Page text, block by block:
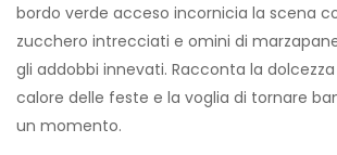
bordo verde acceso incornicia la scena
zucchero intrecciati e omini di
gli addobbi innevati. Racconta la
calore delle feste e la voglia di tornare
un momento.